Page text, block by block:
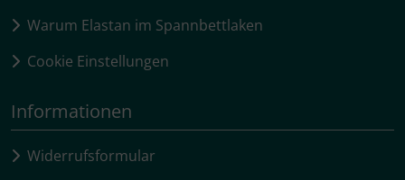
Warum Elastan im Spannbettlaken
Cookie Einstellungen
Informationen
Widerrufsformular